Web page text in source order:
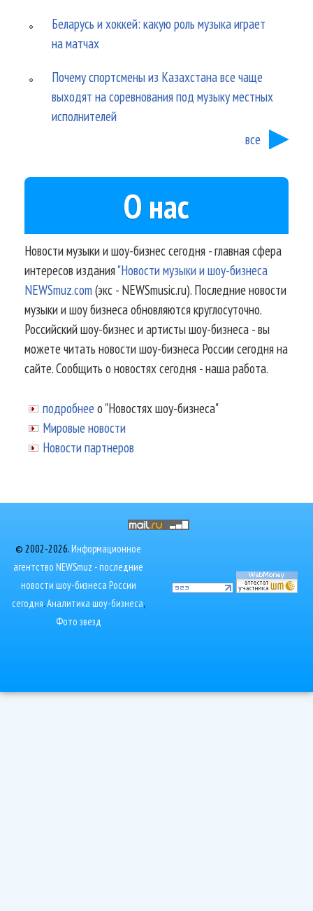
Беларусь и хоккей: какую роль музыка играет
на матчах
Почему спортсмены из Казахстана все чаще
выходят на соревнования под музыку местных
исполнителей
все
О нас
Новости музыки и шоу-бизнес сегодня - главная сфера
интересов издания"Новости музыки и шоу-бизнеса
NEWSmuz.com(экс - NEWSmusic.ru). Последние новости
музыки и шоу бизнеса обновляются круглосуточно.
Российский шоу-бизнес и артисты шоу-бизнеса - вы
можете читать новости шоу-бизнеса России сегодня на
сайте. Сообщить о новостях сегодня - наша работа.
подробнее о "Новостях шоу-бизнеса"
Мировые новости
Новости партнеров
© 2002-2026.Информационное
агентство NEWSmuz - последние
новости шоу-бизнеса России
сегодня.Аналитика шоу-бизнеса,
Фото звезд